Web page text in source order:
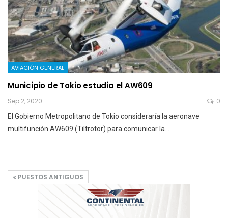
AVIACIÓN GENERAL
Municipio de Tokio estudia el AW609
Sep 2, 2020 0
El Gobierno Metropolitano de Tokio consideraría la aeronave
multifunción AW609 (Tiltrotor) para comunicar la…
PUESTOS ANTIGUOS